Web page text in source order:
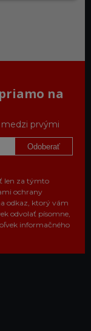
na
prvými
Odoberať
len za týmto
ochrany
odkaz, ktorý vám
odvolať písomne,
informačného